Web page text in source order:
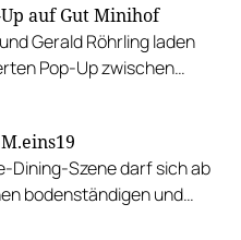
auf Gut Minihof
Gerald Röhrling laden
Pop-Up zwischen
Dining-Szene darf sich ab
bodenständigen und